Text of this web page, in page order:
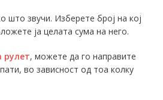
што звучи. Изберете број на кој
ја целата сума на него.
рулет, можете да го направите
во зависност од тоа колку